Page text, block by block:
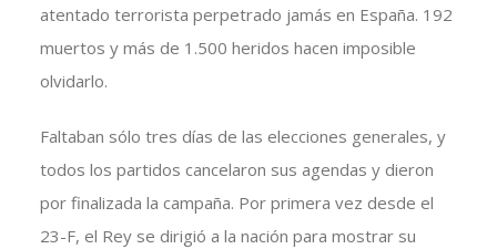
atentado terrorista perpetrado jamás en España. 192
muertos y más de 1.500 heridos hacen imposible
olvidarlo.
Faltaban sólo tres días de las elecciones generales, y
todos los partidos cancelaron sus agendas y dieron
por finalizada la campaña. Por primera vez desde el
23-F, el Rey se dirigió a la nación para mostrar su